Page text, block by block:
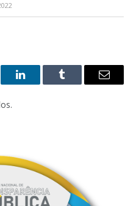
LinkedInTumblr
E-